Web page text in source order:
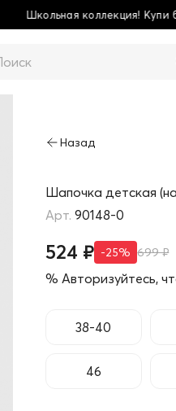
больше - плати меньше!
Шапочка детская
90148-0
524 ₽ -25% 699 ₽
% Авторизуйтесь,
38-40
46